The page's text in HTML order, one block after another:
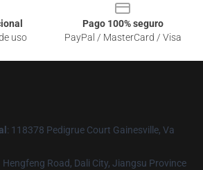
uso
Pago 100% seguro
PayPal / MasterCard / Visa
: 118378 Pedigrue Court Gainesville, Va
Hengfeng Road, Dali City, Jiangsu Province